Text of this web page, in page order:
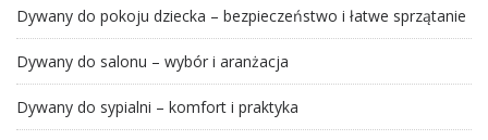
Dywany do pokoju dziecka – bezpieczeństwo i łatwe sprzątanie
Dywany do salonu – wybór i aranżacja
Dywany do sypialni – komfort i praktyka